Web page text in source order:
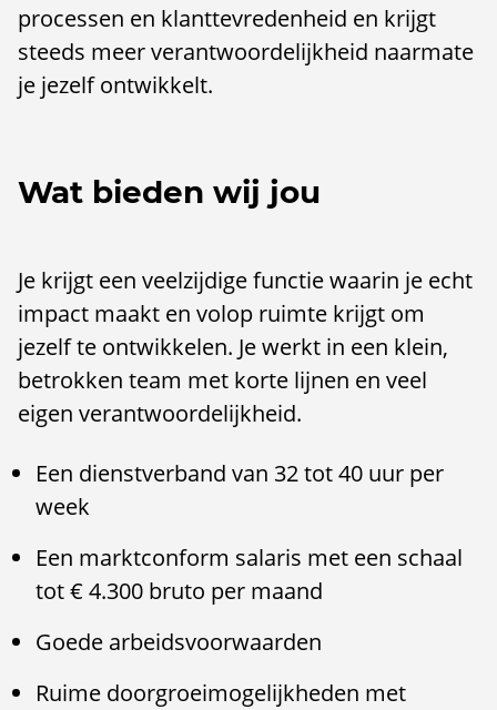
processen en klanttevredenheid en krijgt
steeds meer verantwoordelijkheid naarmate
je jezelf ontwikkelt.
Wat bieden wij jou
Je krijgt een veelzijdige functie waarin je echt
impact maakt en volop ruimte krijgt om
jezelf te ontwikkelen. Je werkt in een klein,
betrokken team met korte lijnen en veel
eigen verantwoordelijkheid.
Een dienstverband van 32 tot 40 uur per
week
Een marktconform salaris met een schaal
tot € 4.300 bruto per maand
Goede arbeidsvoorwaarden
Ruime doorgroeimogelijkheden met